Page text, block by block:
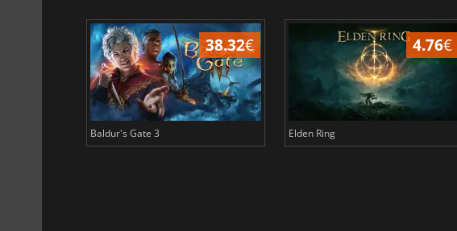
38.32€
Baldur's Gate 3
4.76€
Elden Ring